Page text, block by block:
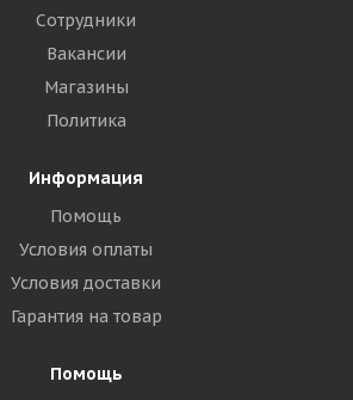
Сотрудники
Вакансии
Магазины
Политика
Информация
Помощь
Условия оплаты
Условия доставки
Гарантия на товар
Помощь